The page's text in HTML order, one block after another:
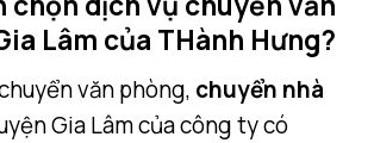
Lâm của THành Hưng?
văn phòng, chuyển nhà
Gia Lâm của công ty có